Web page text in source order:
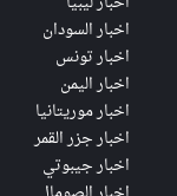
اخبار السودان
اخبار تونس
اخبار اليمن
اخبار موريتانيا
اخبار جزر القمر
اخبار جيبوتي